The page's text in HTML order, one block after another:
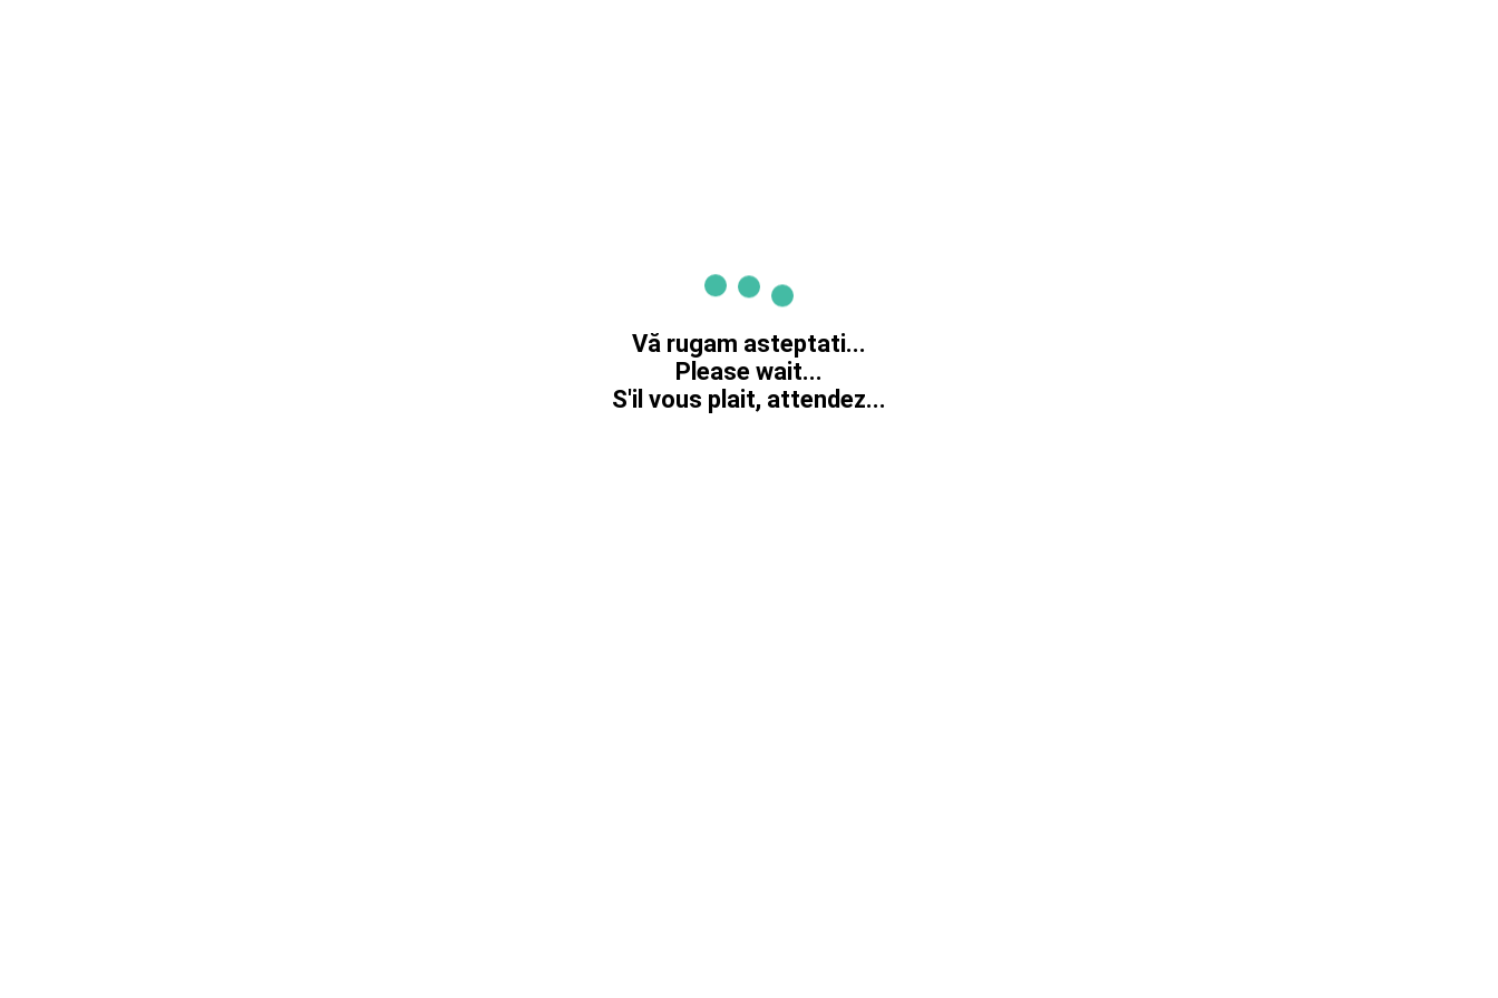
Vă rugam asteptati...
Please wait...
S'il vous plait, attendez...